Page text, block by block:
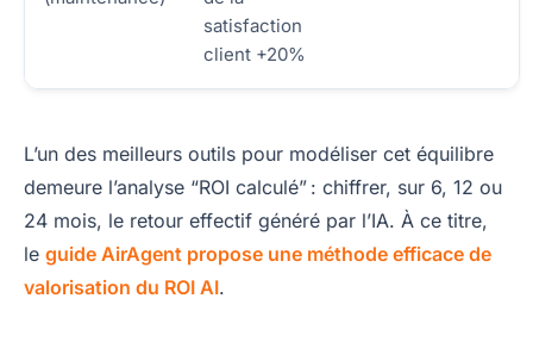
satisfaction
client +20%
L’un des meilleurs outils pour modéliser cet équilibre
demeure l’analyse “ROI calculé” : chiffrer, sur 6, 12 ou
24 mois, le retour effectif généré par l’IA. À ce titre,
le guide AirAgent propose une méthode efficace de
valorisation du ROI AI.